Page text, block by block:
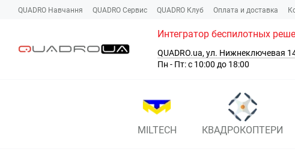
Перейти к основному контенту
QUADRO Навчання QUADRO Сервис QUADRO Клуб Оплата и доставка
Интегратор беспилотных
QUADRO.ua, ул. Нижнеключевая
Пн - Пт: с 10:00 до 18:00
MILTECH КВАДРОКОПТЕРИ